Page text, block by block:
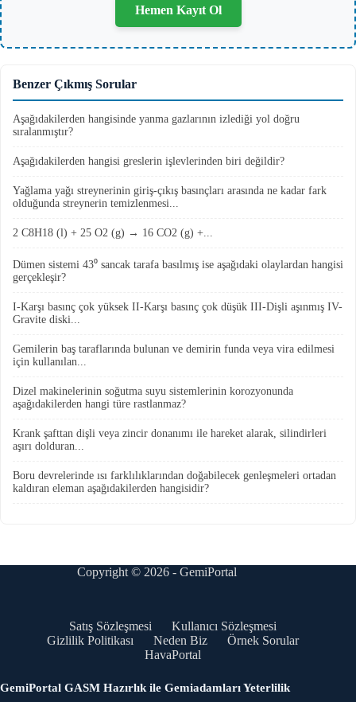
Hemen Kayıt Ol
Benzer Çıkmış Sorular
Aşağıdakilerden hangisinde yanma gazlarının izlediği yol doğru
sıralanmıştır?
Aşağıdakilerden hangisi greslerin işlevlerinden biri değildir?
Yağlama yağı streynerinin giriş-çıkış basınçları arasında ne kadar fark
olduğunda streynerin temizlenmesi...
2 C8H18 (l) + 25 O2 (g) → 16 CO2 (g) +...
Dümen sistemi 43⁰ sancak tarafa basılmış ise aşağıdaki olaylardan hangisi
gerçekleşir?
I-Karşı basınç çok yüksek II-Karşı basınç çok düşük III-Dişli aşınmış IV-
Gravite diski...
Gemilerin baş taraflarında bulunan ve demirin funda veya vira edilmesi
için kullanılan...
Dizel makinelerinin soğutma suyu sistemlerinin korozyonunda
aşağıdakilerden hangi türe rastlanmaz?
Krank şafttan dişli veya zincir donanımı ile hareket alarak, silindirleri
aşırı dolduran...
Boru devrelerinde ısı farklılıklarından doğabilecek genleşmeleri ortadan
kaldıran eleman aşağıdakilerden hangisidir?
Copyright © 2026 - GemiPortal
Satış Sözleşmesi
Kullanıcı Sözleşmesi
Gizlilik Politikası
Neden Biz
Örnek Sorular
HavaPortal
GemiPortal GASM Hazırlık ile Gemiadamları Yeterlilik